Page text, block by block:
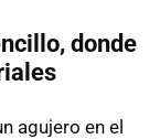
donde
agujero en el